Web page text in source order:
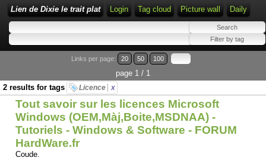
Lien de Dixie le trait plat Login Tag cloud Picture wall Daily
Links per page: 20 50 100
page 1 / 1
2 results for tags
Licence x
Tout savoir sur les licences Microsoft
Windows (OEM,Màj,Boite,MSDNAA) -
Tutoriels - Windows & Software - FORUM
HardWare.fr
Coude.